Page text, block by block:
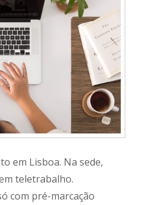
em Lisboa. Na sede,
teletrabalho.
com pré-marcação